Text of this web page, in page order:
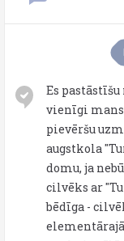
Es pastāstīšu
vienīgi
pievēršu
augstkola
domu, ja
cilvēks ar
bēdīga -